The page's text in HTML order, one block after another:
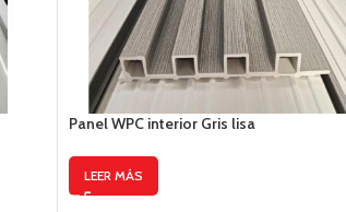
Panel WPC interior Gris lisa
LEER MÁS